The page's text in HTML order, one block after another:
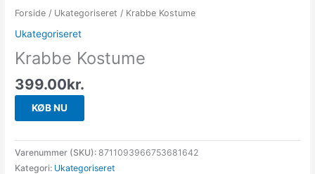
Forside / Ukategoriseret / Krabbe Kostume
Ukategoriseret
Krabbe Kostume
399.00kr.
KØB NU
Varenummer (SKU):8711093966753681642
Kategori: Ukategoriseret